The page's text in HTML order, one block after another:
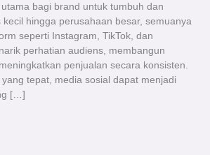
bagi brand untuk tumbuh dan
kecil hingga perusahaan besar, semuanya
seperti Instagram, TikTok, dan
perhatian audiens, membangun
penjualan secara konsisten.
tepat, media sosial dapat menjadi
[…]